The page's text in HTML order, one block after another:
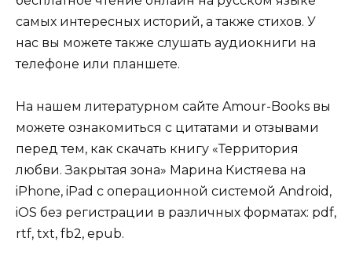
самых интересных историй, а также стихов. У
нас вы можете также слушать аудиокниги на
телефоне или планшете.
На нашем литературном сайте Amour-Books вы
можете ознакомиться с цитатами и отзывами
перед тем, как скачать книгу «Территория
любви. Закрытая зона» Марина Кистяева на
iPhone, iPad с операционной системой Android,
iOS без регистрации в различных форматах: pdf,
rtf, txt, fb2, epub.